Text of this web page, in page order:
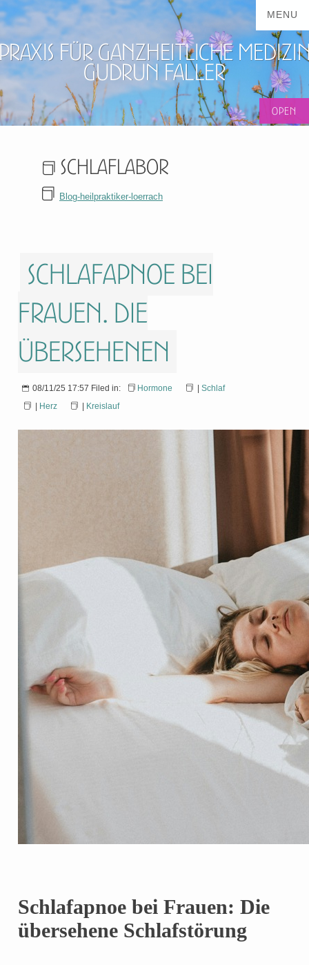
für ganzheitliche
Gudrun Faller
Schlaflabor
Blog-heilpraktiker-loerrach
Schlafapnoe bei
Frauen. Die
Übersehenen
08/11/25 17:57 Filed in: Hormone
Schlaf
Herz Kreislauf
Schlafapnoe bei Frauen: Die
übersehene Schlafstörung